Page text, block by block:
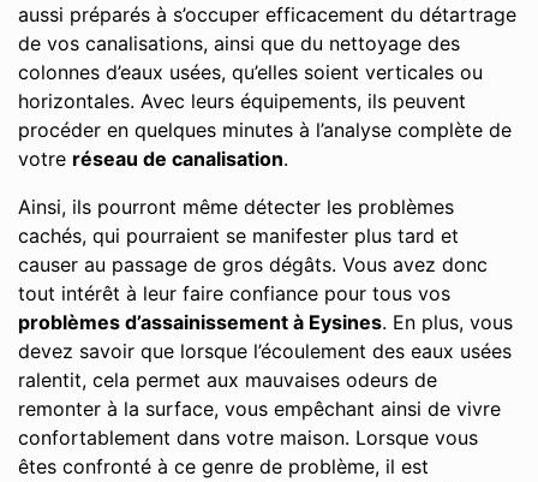
aussi préparés à s’occuper efficacement du détartrage
de vos canalisations, ainsi que du nettoyage des
colonnes d’eaux usées, qu’elles soient verticales ou
horizontales. Avec leurs équipements, ils peuvent
procéder en quelques minutes à l’analyse complète de
votre réseau de canalisation.
Ainsi, ils pourront même détecter les problèmes
cachés, qui pourraient se manifester plus tard et
causer au passage de gros dégâts. Vous avez donc
tout intérêt à leur faire confiance pour tous vos
problèmes d’assainissement à Eysines. En plus, vous
devez savoir que lorsque l’écoulement des eaux usées
ralentit, cela permet aux mauvaises odeurs de
remonter à la surface, vous empêchant ainsi de vivre
confortablement dans votre maison. Lorsque vous
êtes confronté à ce genre de problème, il est